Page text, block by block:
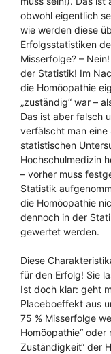
obwohl eigentlich
wie werden diese
Erfolgsstatistiken
Misserfolge? –
der Statistik! Im
die Homöopathie
„zuständig“ war –
Das ist aber falsch
verfälscht man
statistischen
Hochschulmedizin
– vorher muss
Statistik
die Homöopathie
dennoch in der
gewertet werden.
Diese
für den Erfolg! Sie
Ist doch klar: geht
Placeboeffekt aus
75 % Misserfolge
Homöopathie“
Zuständigkeit“ der